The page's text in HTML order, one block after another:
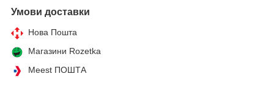
Умови доставки
Нова Пошта
Магазини Rozetka
Meest ПОШТА